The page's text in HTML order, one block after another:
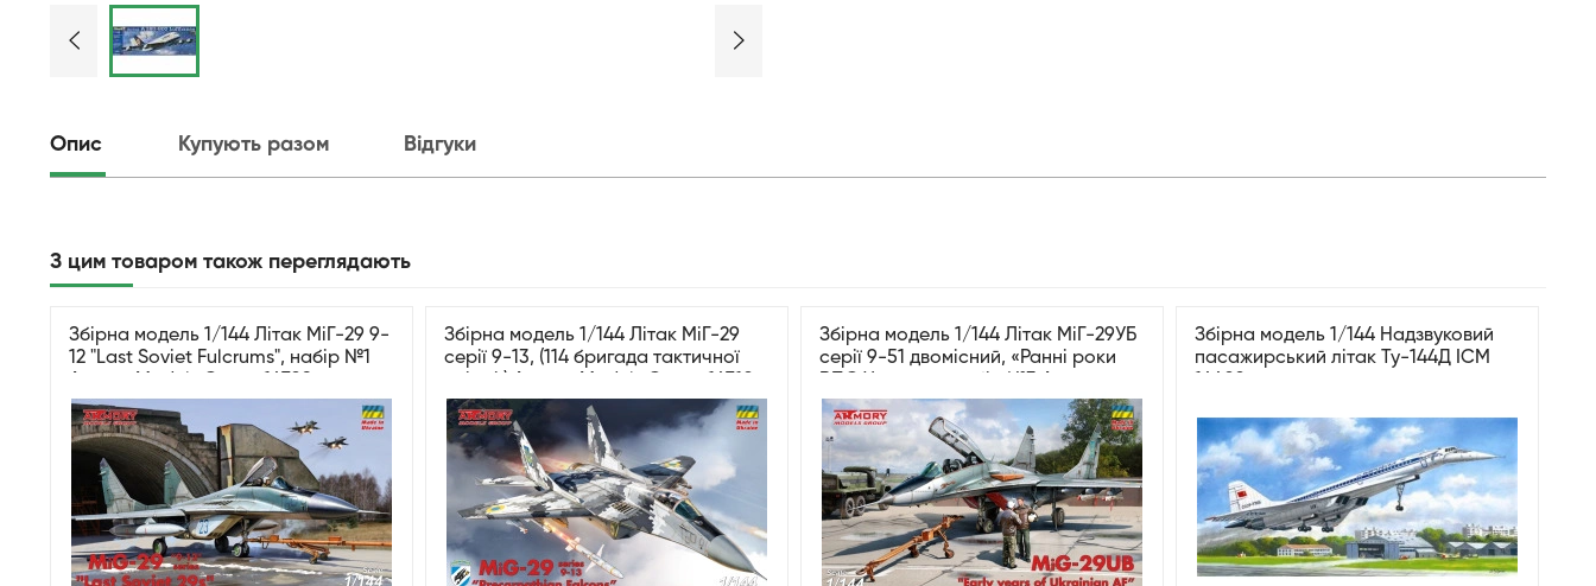
Опис Купують разом Відгуки
З цим товаром також переглядають
Збірна модель 1/144 Літак МіГ-29 9-
12 "Last Soviet Fulcrums", набір №1
Збірна модель 1/144 Літак МіГ-29
серії 9-13, (114 бригада тактичної
Збірна модель 1/144 Літак МіГ-29УБ
серії 9-51 двомісний, «Ранні роки
Models Group 14711
Збірна модель 1/144 Надзвуковий
пасажирський літак Ту-144Д ICM